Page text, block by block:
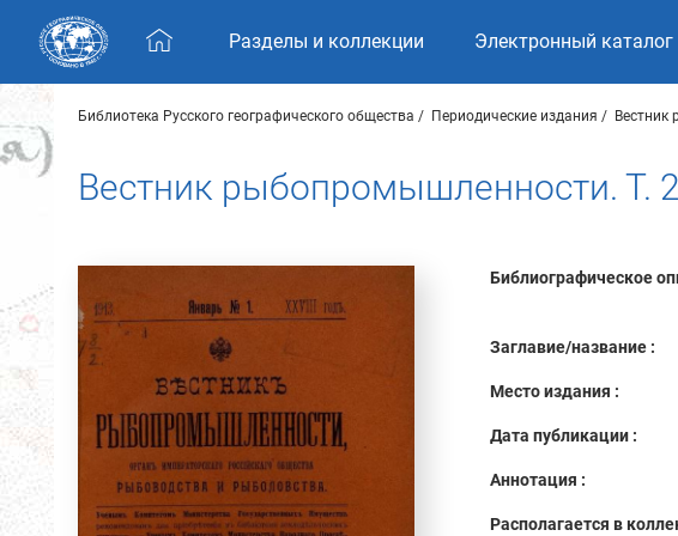
Skip navigation
Разделы и коллекции Электронный каталог
Библиотека Русского географического общества Периодические издания
Вестник рыбопромышленности. Т.
Библиографическое
Заглавие/название :
Место издания :
Дата публикации :
Аннотация :
Располагается в